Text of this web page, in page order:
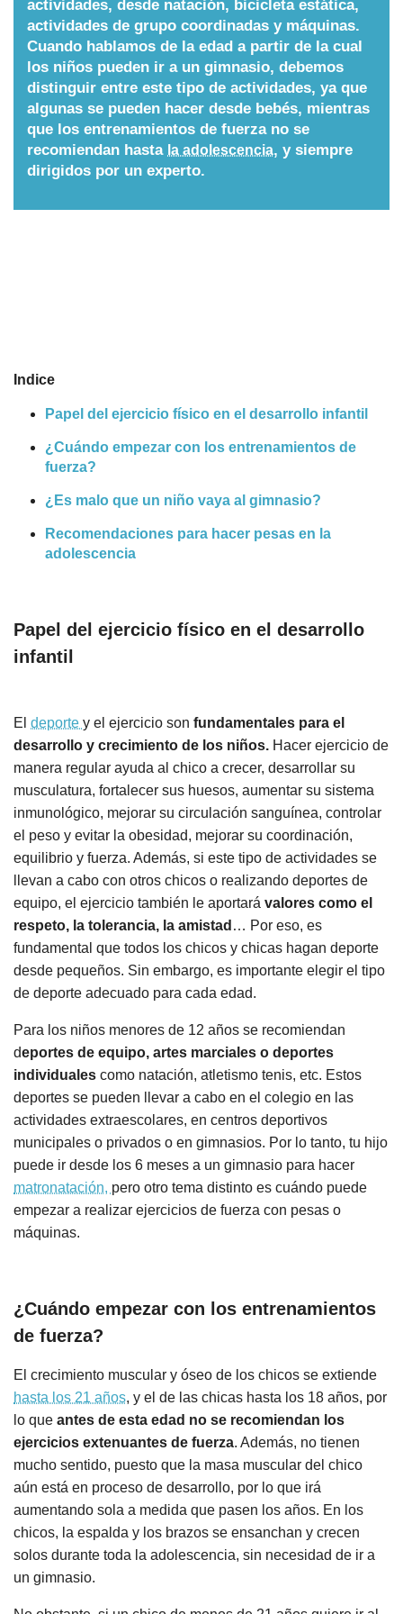
Nombres
Cuentos
actividades, desde natación, bicicleta estática,
actividades de grupo coordinadas y máquinas.
Cuando hablamos de la edad a partir de la cual
los niños pueden ir a un gimnasio, debemos
distinguir entre este tipo de actividades, ya que
algunas se pueden hacer desde bebés, mientras
que los entrenamientos de fuerza no se
recomiendan hasta la adolescencia, y siempre
dirigidos por un experto.
Indice
Papel del ejercicio físico en el desarrollo infantil
¿Cuándo empezar con los entrenamientos de
fuerza?
¿Es malo que un niño vaya al gimnasio?
Recomendaciones para hacer pesas en la
adolescencia
Papel del ejercicio físico en el desarrollo
infantil
El deporte y el ejercicio son fundamentales para el
desarrollo y crecimiento de los niños. Hacer ejercicio de
manera regular ayuda al chico a crecer, desarrollar su
musculatura, fortalecer sus huesos, aumentar su sistema
inmunológico, mejorar su circulación sanguínea, controlar
el peso y evitar la obesidad, mejorar su coordinación,
equilibrio y fuerza. Además, si este tipo de actividades se
llevan a cabo con otros chicos o realizando deportes de
equipo, el ejercicio también le aportará valores como el
respeto, la tolerancia, la amistad … Por eso, es
fundamental que todos los chicos y chicas hagan deporte
desde pequeños. Sin embargo, es importante elegir el tipo
de deporte adecuado para cada edad.
Para los niños menores de 12 años se recomiendan
deportes de equipo, artes marciales o deportes
individuales como natación, atletismo tenis, etc. Estos
deportes se pueden llevar a cabo en el colegio en las
actividades extraescolares, en centros deportivos
municipales o privados o en gimnasios. Por lo tanto, tu hijo
puede ir desde los 6 meses a un gimnasio para hacer
matronatación, pero otro tema distinto es cuándo puede
empezar a realizar ejercicios de fuerza con pesas o
máquinas.
¿Cuándo empezar con los entrenamientos
de fuerza?
El crecimiento muscular y óseo de los chicos se extiende
hasta los 21 años, y el de las chicas hasta los 18 años, por
lo que antes de esta edad no se recomiendan los
ejercicios extenuantes de fuerza. Además, no tienen
mucho sentido, puesto que la masa muscular del chico
aún está en proceso de desarrollo, por lo que irá
aumentando sola a medida que pasen los años. En los
chicos, la espalda y los brazos se ensanchan y crecen
solos durante toda la adolescencia, sin necesidad de ir a
un gimnasio.